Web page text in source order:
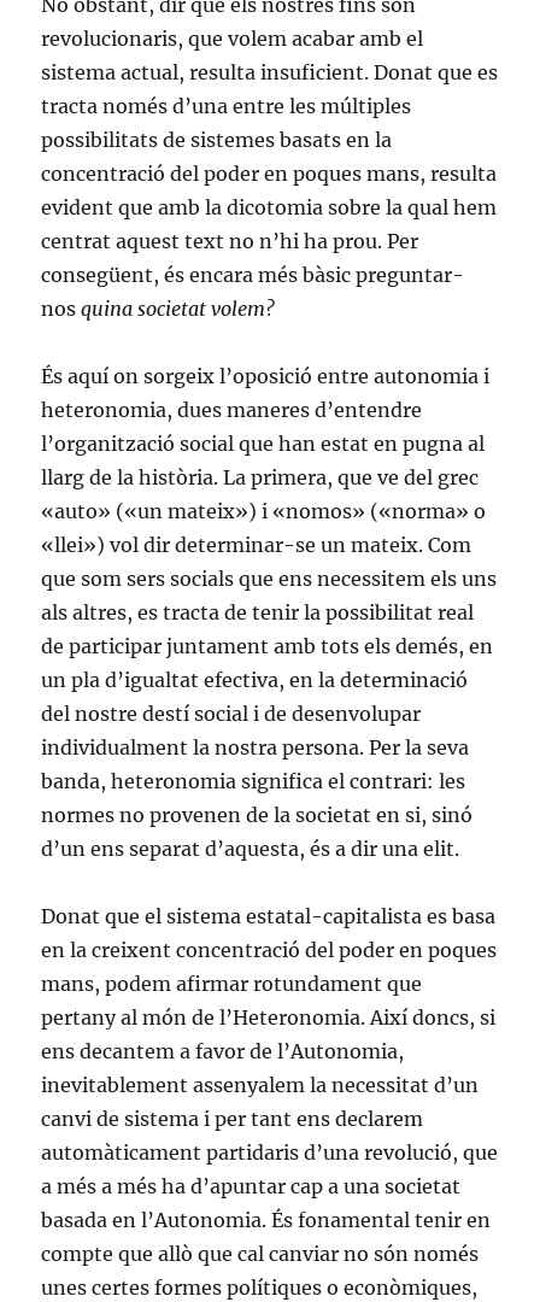
No obstant, dir que els nostres fins són
revolucionaris, que volem acabar amb el
sistema actual, resulta insuficient. Donat que es
tracta només d’una entre les múltiples
possibilitats de sistemes basats en la
concentració del poder en poques mans, resulta
evident que amb la dicotomia sobre la qual hem
centrat aquest text no n’hi ha prou. Per
consegüent, és encara més bàsic preguntar-
nosquina societat volem?
És aquí on sorgeix l’oposició entre autonomia i
heteronomia, dues maneres d’entendre
l’organització social que han estat en pugna al
llarg de la història. La primera, que ve del grec
«auto» («un mateix») i «nomos» («norma» o
«llei») vol dir determinar-se un mateix. Com
que som sers socials que ens necessitem els uns
als altres, es tracta de tenir la possibilitat real
de participar juntament amb tots els demés, en
un pla d’igualtat efectiva, en la determinació
del nostre destí social i de desenvolupar
individualment la nostra persona. Per la seva
banda, heteronomia significa el contrari: les
normes no provenen de la societat en si, sinó
d’un ens separat d’aquesta, és a dir una elit.
Donat que el sistema estatal-capitalista es basa
en la creixent concentració del poder en poques
mans, podem afirmar rotundament que
pertany al món de l’Heteronomia. Així doncs, si
ens decantem a favor de l’Autonomia,
inevitablement assenyalem la necessitat d’un
canvi de sistema i per tant ens declarem
automàticament partidaris d’una revolució, que
a més a més ha d’apuntar cap a una societat
basada en l’Autonomia. És fonamental tenir en
compte que allò que cal canviar no són només
unes certes formes polítiques o econòmiques,